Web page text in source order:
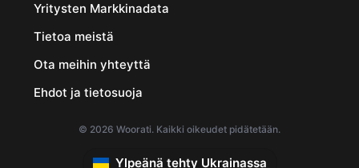
Yritysten Markkinadata
Tietoa meistä
Ota meihin yhteyttä
Ehdot ja tietosuoja
© 2026 Woorati. Kaikki oikeudet pidätetään.
Ylpeänä tehty Ukrainassa